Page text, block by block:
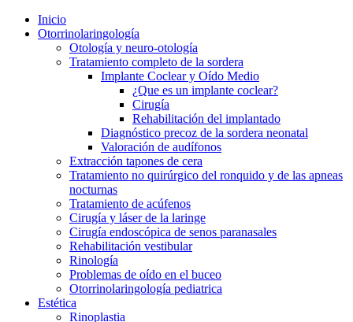
Inicio
Otorrinolaringología
Otología y neuro-otología
Tratamiento completo de la sordera
Implante Coclear y Oído Medio
¿Que es un implante coclear?
Cirugía
Rehabilitación del implantado
Diagnóstico precoz de la sordera neonatal
Valoración de audífonos
Extracción tapones de cera
Tratamiento no quirúrgico del ronquido y de las apneas
nocturnas
Tratamiento de acúfenos
Cirugía y láser de la laringe
Cirugía endoscópica de senos paranasales
Rehabilitación vestibular
Rinología
Problemas de oído en el buceo
Otorrinolaringología pediatrica
Estética
Rinoplastia